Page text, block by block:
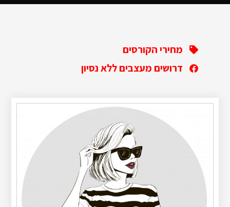
מחירי הקורסים
דרושים מעצבים ללא נסיון